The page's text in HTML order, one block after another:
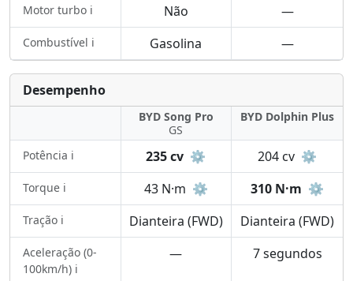
Motor turbo ℹ️ Não —
Combustível ℹ️ Gasolina —
Desempenho
BYD Song Pro
GS
BYD Dolphin Plus
Potência ℹ️ 235 cv ⚙️ 204 cv ⚙️
Torque ℹ️ 43 N·m ⚙️ 310 N·m ⚙️
Tração ℹ️ Dianteira (FWD) Dianteira (FWD)
Aceleração (0-
100km/h) ℹ️
— 7 segundos